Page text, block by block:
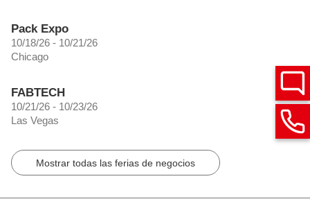
Pack Expo
10/18/26 - 10/21/26
Chicago
FABTECH
10/21/26 - 10/23/26
Las Vegas
Mostrar todas las ferias de negocios